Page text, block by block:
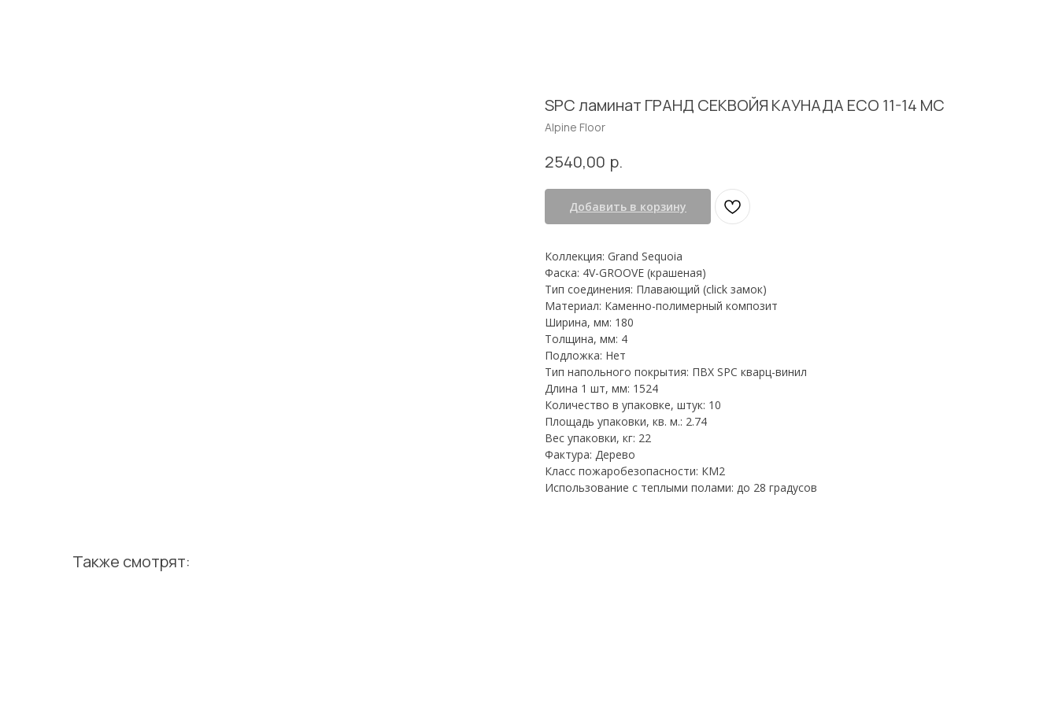
SPC ламинат ГРАНД СЕКВОЙЯ КАУНАДА ECO 11-14 MC
Alpine Floor
2540,00 р.
Добавить в корзину
Коллекция: Grand Sequoia
Фаска: 4V-GROOVE (крашеная)
Тип соединения: Плавающий (click замок)
Материал: Каменно-полимерный композит
Ширина, мм: 180
Толщина, мм: 4
Подложка: Нет
Тип напольного покрытия: ПВХ SPC кварц-винил
Длина 1 шт, мм: 1524
Количество в упаковке, штук: 10
Площадь упаковки, кв. м.: 2.74
Вес упаковки, кг: 22
Фактура: Дерево
Класс пожаробезопасности: КМ2
Использование с теплыми полами: до 28 градусов
Также смотрят: